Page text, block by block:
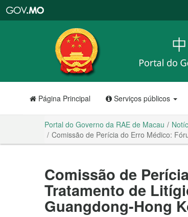
RAE
de
Macau
Página Principal Serviços públicos
Portal do Governo da RAE de Macau
Comissão de Perícia do Erro Médico:
Comissão de
Tratamento de
Guangdong-Hong